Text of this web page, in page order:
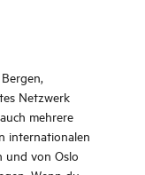
Netzwerk
mehrere
internationalen
und von Oslo